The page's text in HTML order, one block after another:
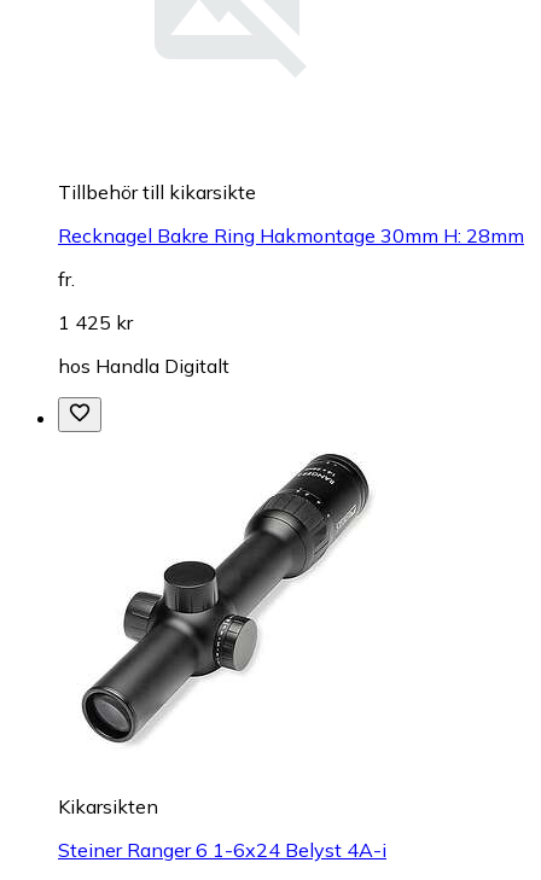
Tillbehör till kikarsikte
Recknagel Bakre Ring Hakmontage 30mm H: 28mm
fr.
1 425 kr
hos Handla Digitalt
Kikarsikten
Steiner Ranger 6 1-6x24 Belyst 4A-i